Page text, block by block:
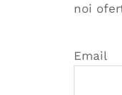
noi
Email